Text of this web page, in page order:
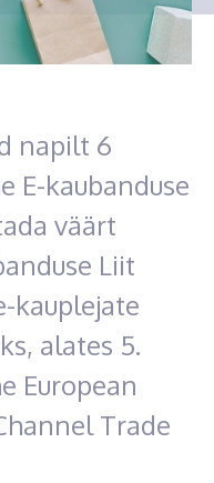
napilt 6
E-kaubanduse
väärt
Liit
kauplejate
alates 5.
European
Trade